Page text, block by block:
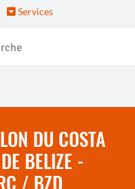
Services
DU COSTA
BELIZE -
/ BZD